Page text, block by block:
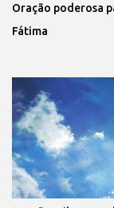
Oração poderosa
Fátima